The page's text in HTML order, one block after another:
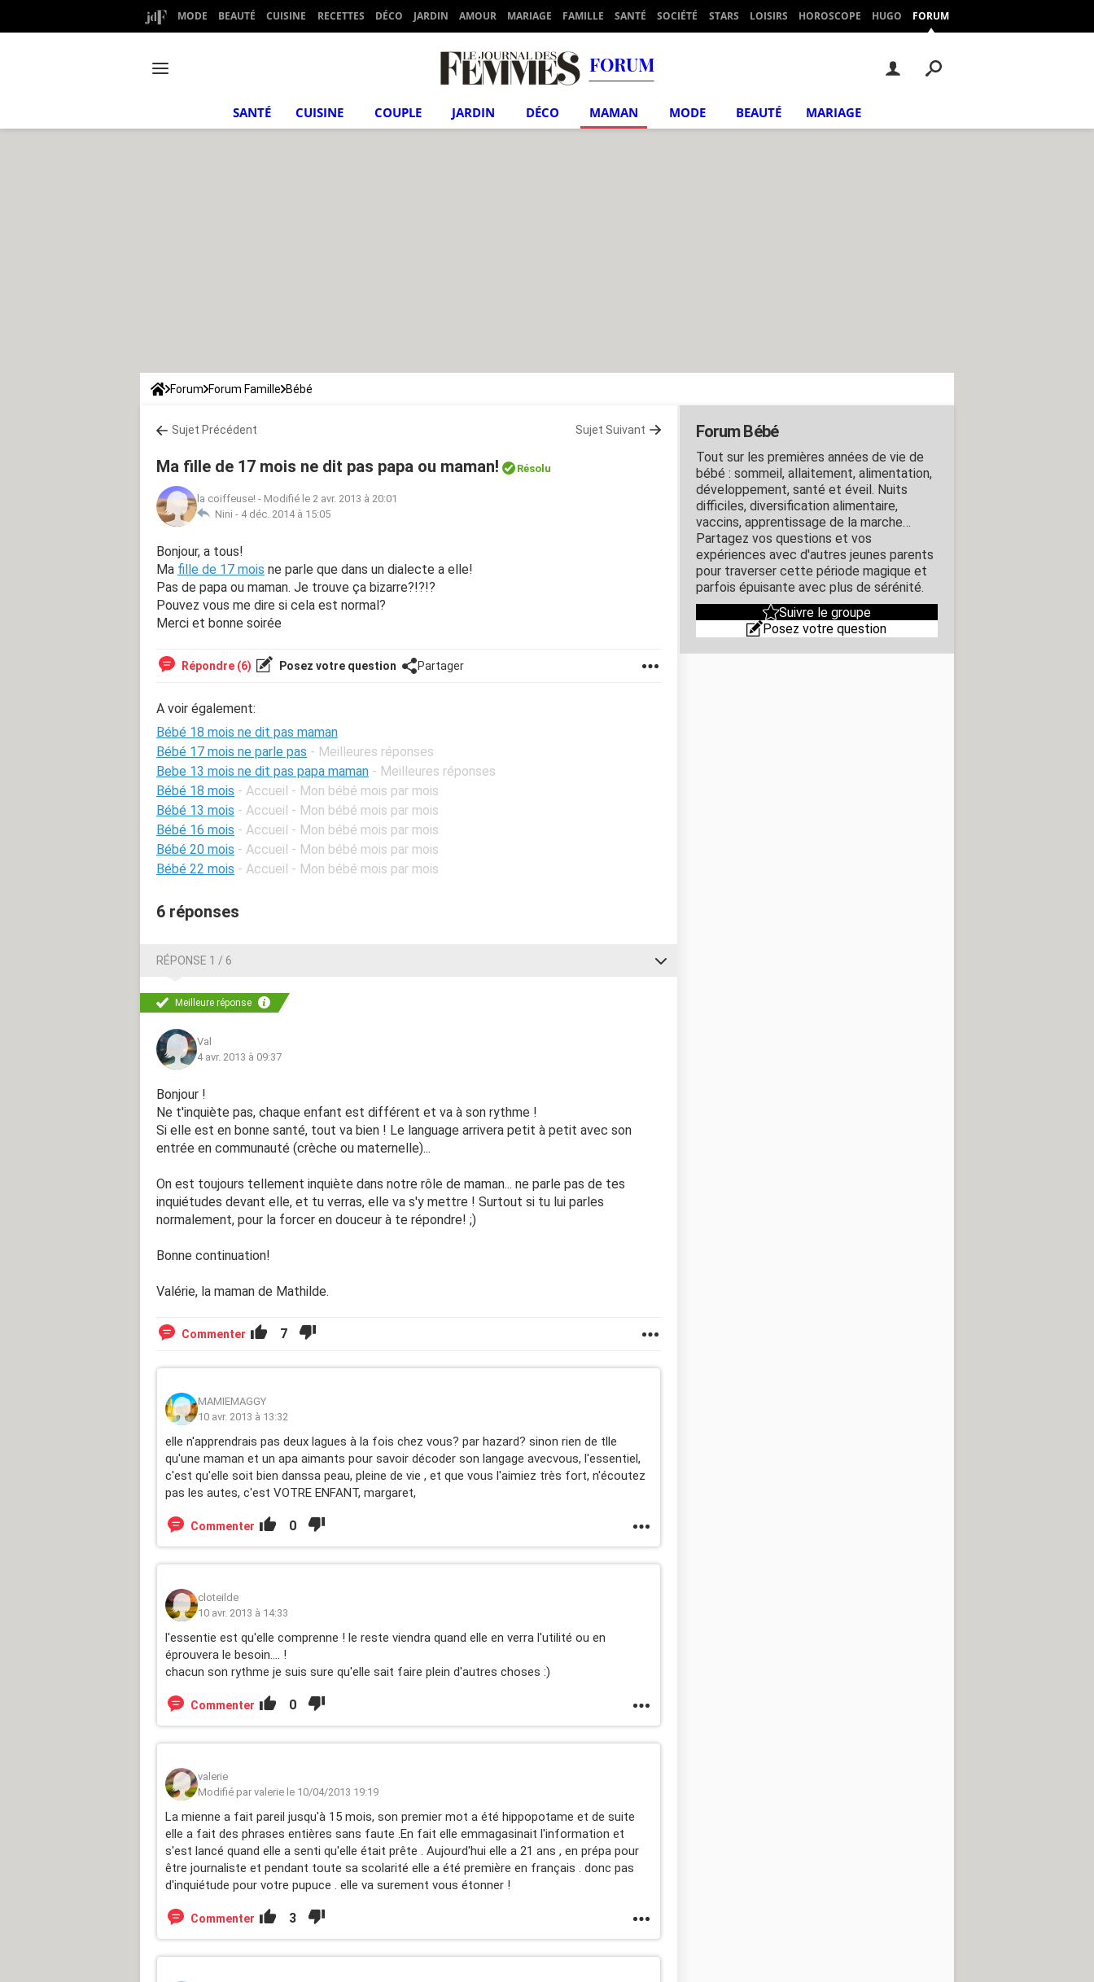
MODE BEAUTÉ CUISINE RECETTES DÉCO JARDIN AMOUR MARIAGE FAMILLE SANTÉ SOCIÉTÉ STARS LOISIRS HOROSCOPE HUGO FORUM
FORUM
SANTÉ CUISINE COUPLE JARDIN DÉCO MAMAN MODE BEAUTÉ MARIAGE
Forum Forum Famille Bébé
Sujet Précédent Sujet Suivant
Ma fille de 17 mois ne dit pas papa ou maman! Résolu
la coiffeuse! - Modifié le 2 avr. 2013 à 20:01
Nini - 4 déc. 2014 à 15:05
Bonjour, a tous!
Ma fille de 17 mois ne parle que dans un dialecte a elle!
Pas de papa ou maman. Je trouve ça bizarre?!?!?
Pouvez vous me dire si cela est normal?
Merci et bonne soirée
Répondre (6) Posez votre question Partager
A voir également:
Bébé 18 mois ne dit pas maman
Bébé 17 mois ne parle pas - Meilleures réponses
Bebe 13 mois ne dit pas papa maman - Meilleures réponses
Bébé 18 mois - Accueil - Mon bébé mois par mois
Bébé 13 mois - Accueil - Mon bébé mois par mois
Bébé 16 mois - Accueil - Mon bébé mois par mois
Bébé 20 mois - Accueil - Mon bébé mois par mois
Bébé 22 mois - Accueil - Mon bébé mois par mois
6 réponses
RÉPONSE 1 / 6
Meilleure réponse
Val
4 avr. 2013 à 09:37
Bonjour !
Ne t'inquiète pas, chaque enfant est différent et va à son rythme !
Si elle est en bonne santé, tout va bien ! Le language arrivera petit à petit avec son
entrée en communauté (crèche ou maternelle)...
On est toujours tellement inquiète dans notre rôle de maman... ne parle pas de tes
inquiétudes devant elle, et tu verras, elle va s'y mettre ! Surtout si tu lui parles
normalement, pour la forcer en douceur à te répondre! ;)
Bonne continuation!
Valérie, la maman de Mathilde.
Commenter 7
MAMIEMAGGY
10 avr. 2013 à 13:32
elle n'apprendrais pas deux lagues à la fois chez vous? par hazard? sinon rien de tlle
qu'une maman et un apa aimants pour savoir décoder son langage avecvous, l'essentiel,
c'est qu'elle soit bien danssa peau, pleine de vie , et que vous l'aimiez très fort, n'écoutez
pas les autes, c'est VOTRE ENFANT, margaret,
Commenter 0
cloteilde
10 avr. 2013 à 14:33
l'essentie est qu'elle comprenne ! le reste viendra quand elle en verra l'utilité ou en
éprouvera le besoin.... !
chacun son rythme je suis sure qu'elle sait faire plein d'autres choses :)
Commenter 0
valerie
Modifié par valerie le 10/04/2013 19:19
La mienne a fait pareil jusqu'à 15 mois, son premier mot a été hippopotame et de suite
elle a fait des phrases entières sans faute .En fait elle emmagasinait l'information et
s'est lancé quand elle a senti qu'elle était prête . Aujourd'hui elle a 21 ans , en prépa pour
être journaliste et pendant toute sa scolarité elle a été première en français . donc pas
d'inquiétude pour votre pupuce . elle va surement vous étonner !
Commenter 3
Forum Bébé
Tout sur les premières années de vie de
bébé : sommeil, allaitement, alimentation,
développement, santé et éveil. Nuits
difficiles, diversification alimentaire,
vaccins, apprentissage de la marche…
Partagez vos questions et vos
expériences avec d'autres jeunes parents
pour traverser cette période magique et
parfois épuisante avec plus de sérénité.
Suivre le groupe
Posez votre question